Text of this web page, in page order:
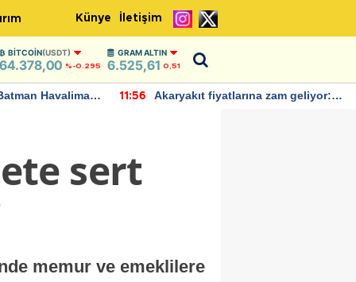
Künye İletişim
BITCOIN(USDT)
64.378,00 %-0.295
GRAM ALTIN
6.525,61 0,51
Havalimanı
11:56
Akaryakıt fiyatlarına zam geliyor:
sert
memur ve emeklilere